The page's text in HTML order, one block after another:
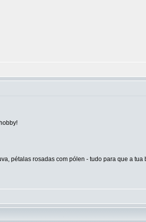
pétalas rosadas com pólen - tudo para que a tua